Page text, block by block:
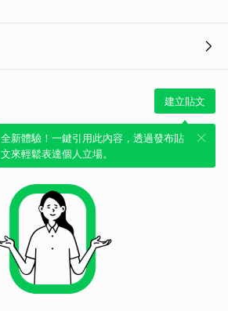
建立貼文
全新體驗！一鍵引用此內容，透過發布貼
文來輕鬆表達個人立場。